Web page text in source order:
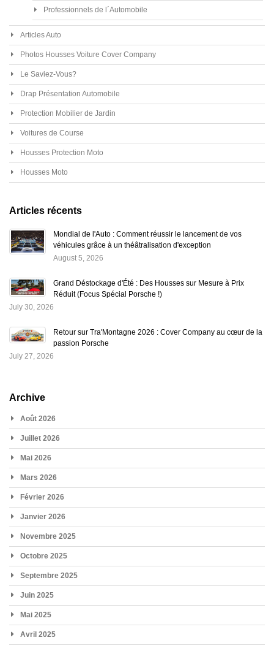
Professionnels de l´Automobile
Articles Auto
Photos Housses Voiture Cover Company
Le Saviez-Vous?
Drap Présentation Automobile
Protection Mobilier de Jardin
Voitures de Course
Housses Protection Moto
Housses Moto
Articles récents
Mondial de l'Auto : Comment réussir le lancement de vos
véhicules grâce à un théâtralisation d'exception
August 5, 2026
Grand Déstockage d'Été : Des Housses sur Mesure à Prix
Réduit (Focus Spécial Porsche !)
July 30, 2026
Retour sur Tra'Montagne 2026 : Cover Company au cœur de la
passion Porsche
July 27, 2026
Archive
Août 2026
Juillet 2026
Mai 2026
Mars 2026
Février 2026
Janvier 2026
Novembre 2025
Octobre 2025
Septembre 2025
Juin 2025
Mai 2025
Avril 2025